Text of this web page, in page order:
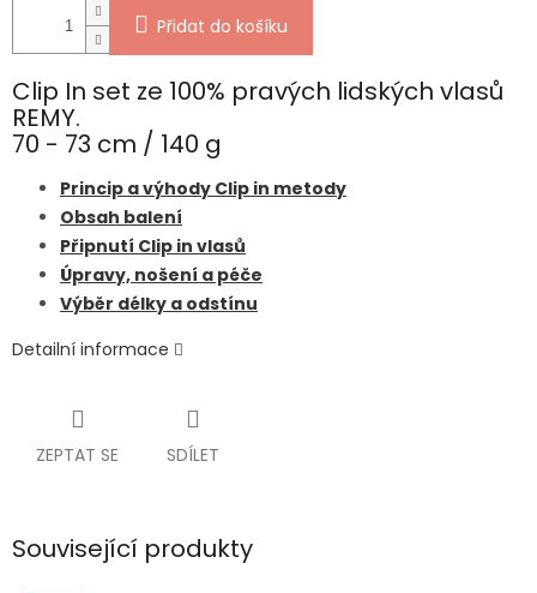
Přidat do košíku
Clip In set ze 100% pravých lidských vlasů
REMY.
70 - 73 cm / 140 g
Princip a výhody Clip in metody
Obsah balení
Připnutí Clip in vlasů
Úpravy, nošení a péče
Výběr délky a odstínu
Detailní informace
ZEPTAT SE SDÍLET
Související produkty